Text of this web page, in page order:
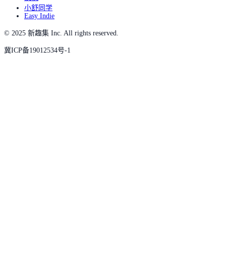
小舒同学
Easy Indie
© 2025 新趣集 Inc. All rights reserved.
冀ICP备19012534号-1